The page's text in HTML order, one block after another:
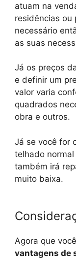
atuam na
residências ou
necessário
as suas
Já os preços
e definir um
valor varia
quadrados
obra e outros.
Já se você for
telhado
também irá
muito baixa.
Agora que
vantagens de